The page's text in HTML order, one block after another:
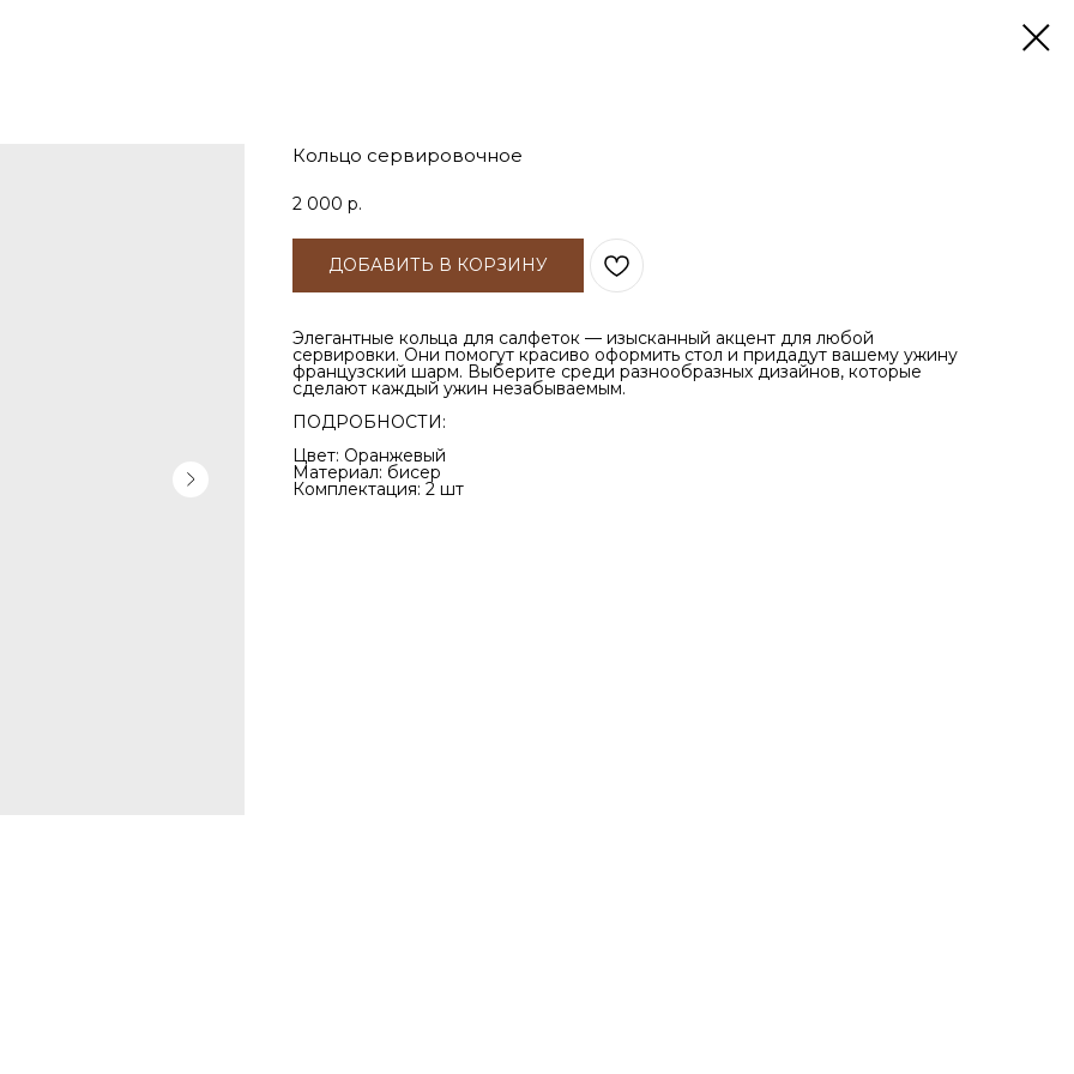
Кольцо сервировочное
2 000 р.
ДОБАВИТЬ В КОРЗИНУ
Элегантные кольца для салфеток — изысканный акцент для любой
сервировки. Они помогут красиво оформить стол и придадут вашему ужину
французский шарм. Выберите среди разнообразных дизайнов, которые
сделают каждый ужин незабываемым.
ПОДРОБНОСТИ:
Цвет: Оранжевый
Материал: бисер
Комплектация: 2 шт